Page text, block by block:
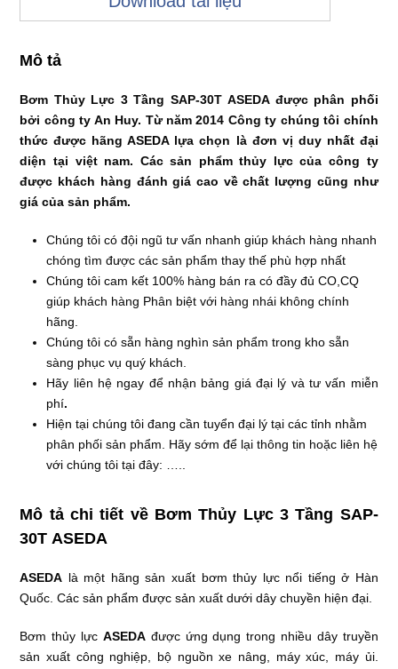
Mô tả
Bơm Thủy Lực 3 Tầng SAP-30TASEDA được phân phối
bởi công ty An Huy. Từ năm 2014 Công ty chúng tôi chính
thức được hãng ASEDA lựa chọn là đơn vị duy nhất đại
diện tại việt nam. Các sản phẩm thủy lực của công ty
được khách hàng đánh giá cao về chất lượng cũng như
giá của sản phẩm.
Chúng tôi có đội ngũ tư vấn nhanh giúp khách hàng nhanh
chóng tìm được các sản phẩm thay thế phù hợp nhất
Chúng tôi cam kết 100% hàng bán ra có đầy đủ CO,CQ
giúp khách hàng Phân biệt với hàng nhái không chính
hãng.
Chúng tôi có sẵn hàng nghìn sản phẩm trong kho sẵn
sàng phục vụ quý khách.
Hãy liên hệ ngay để nhận bảng giá đại lý và tư vấn miễn
phí.
Hiện tại chúng tôi đang cần tuyển đại lý tại các tỉnh nhằm
phân phối sản phẩm. Hãy sớm để lại thông tin hoặc liên hệ
với chúng tôi tại đây: …..
Mô tả chi tiết về Bơm Thủy Lực 3 Tầng SAP-
30TASEDA
ASEDA là một hãng sản xuất bơm thủy lực nổi tiếng ở Hàn
Quốc. Các sản phẩm được sản xuất dưới dây chuyền hiện đại.
Bơm thủy lực ASEDAđược ứng dụng trong nhiều dây truyền
sản xuất công nghiệp, bộ nguồn xe nâng, máy xúc, máy ủi.